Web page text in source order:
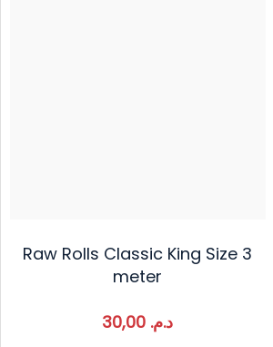
Raw Rolls Classic King Size 3
meter
د.م.